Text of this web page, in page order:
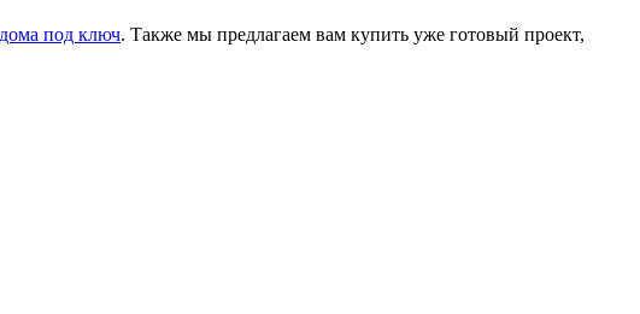
под ключ. Также мы предлагаем вам купить уже готовый проект,